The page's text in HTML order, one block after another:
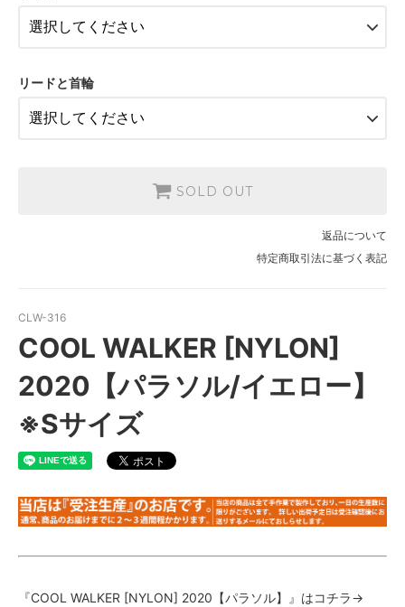
リードと首輪
SOLD OUT
返品について
特定商取引法に基づく表記
CLW-316
COOL WALKER [NYLON]
2020【パラソル/イエロー】
※Sサイズ
『COOL WALKER [NYLON] 2020【パラソル】』はコチラ→